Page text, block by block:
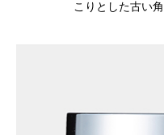
こりとした古い